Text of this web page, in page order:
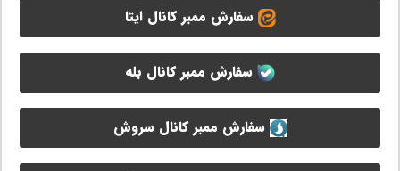
سفارش ممبر کانال ایتا
سفارش ممبر کانال بله
سفارش ممبر کانال سروش